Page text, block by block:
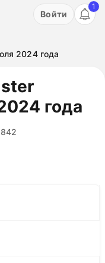
на 3 дня!
Войти
1
2024 года
года
842